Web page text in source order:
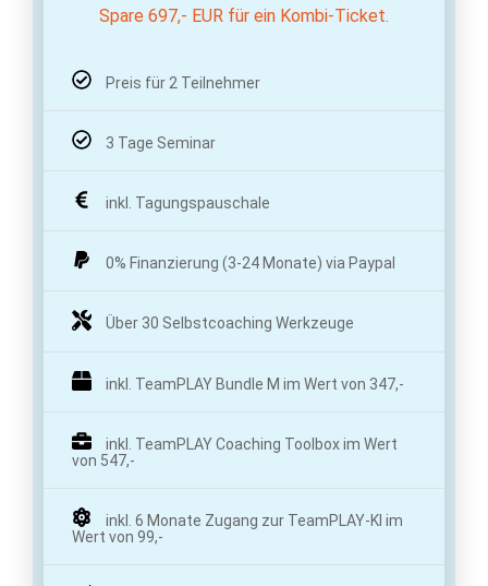
Spare 697,- EUR für ein Kombi-Ticket.
Preis für 2 Teilnehmer
3 Tage Seminar
inkl. Tagungspauschale
0% Finanzierung (3-24 Monate) via Paypal
Über 30 Selbstcoaching Werkzeuge
inkl. TeamPLAY Bundle M im Wert von 347,-
inkl. TeamPLAY Coaching Toolbox im Wert
von 547,-
inkl. 6 Monate Zugang zur TeamPLAY-KI im
Wert von 99,-